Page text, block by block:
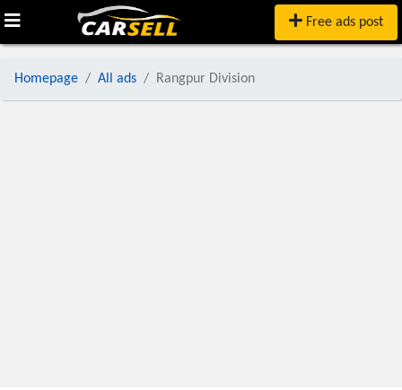
Free ads post
Homepage All ads Rangpur Division